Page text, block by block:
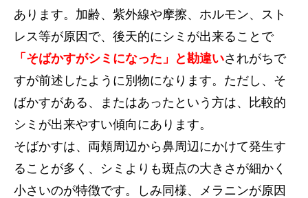
あります。加齢、紫外線や摩擦、ホルモン、スト
レス等が原因で、後天的にシミが出来ることで
「そばかすがシミになった」と勘違いされがちで
すが前述したように別物になります。ただし、そ
ばかすがある、またはあったという方は、比較的
シミが出来やすい傾向にあります。
そばかすは、両頬周辺から鼻周辺にかけて発生す
ることが多く、シミよりも斑点の大きさが細かく
小さいのが特徴です。しみ同様、メラニンが原因